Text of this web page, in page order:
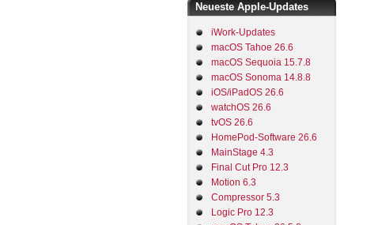
Neueste Apple-Updates
iWork-Updates
macOS Tahoe 26.6
macOS Sequoia 15.7.8
macOS Sonoma 14.8.8
iOS/iPadOS 26.6
watchOS 26.6
tvOS 26.6
HomePod-Software 26.6
MainStage 4.3
Final Cut Pro 12.3
Motion 6.3
Compressor 5.3
Logic Pro 12.3